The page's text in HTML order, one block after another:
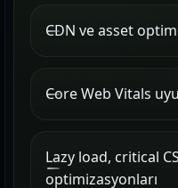
CDN ve asset
Core Web Vitals
Lazy load, critical
optimizasyonları